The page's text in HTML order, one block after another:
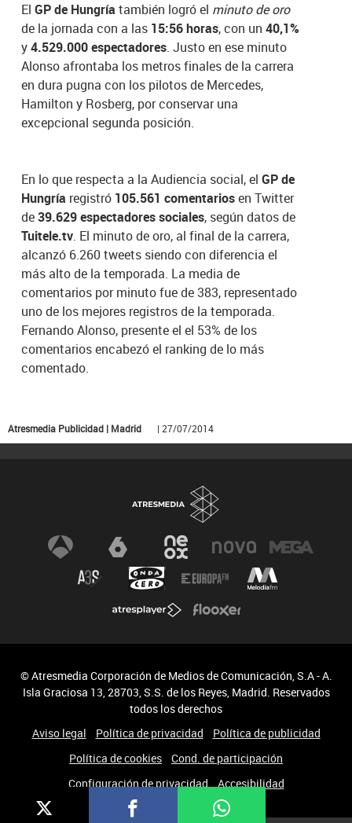
ElGP de Hungría también logró el minuto de oro
de la jornada con a las 15:56 horas, con un40,1%
y4.529.000 espectadores. Justo en ese minuto
Alonso afrontaba los metros finales de la carrera
en dura pugna con los pilotos de Mercedes,
Hamilton y Rosberg, por conservar una
excepcional segunda posición.
En lo que respecta a la Audiencia social, elGP de
Hungría registró 105.561 comentariosen Twitter
de39.629 espectadores sociales, según datos de
Tuitele.tv. El minuto de oro, al final de la carrera,
alcanzó 6.260 tweets siendo con diferencia el
más alto de la temporada. La media de
comentarios por minuto fue de 383, representado
uno de los mejores registros de la temporada.
Fernando Alonso, presente el el 53% de los
comentarios encabezó el ranking de lo más
comentado.
Atresmedia Publicidad | Madrid | 27/07/2014
© Atresmedia Corporación de Medios de Comunicación, S.A - A.
Isla Graciosa 13, 28703, S.S. de los Reyes, Madrid. Reservados
todos los derechos
Aviso legal
Política de privacidad
Política de publicidad
Política de cookies
Cond. de participación
Configuración de privacidad
Accesibilidad